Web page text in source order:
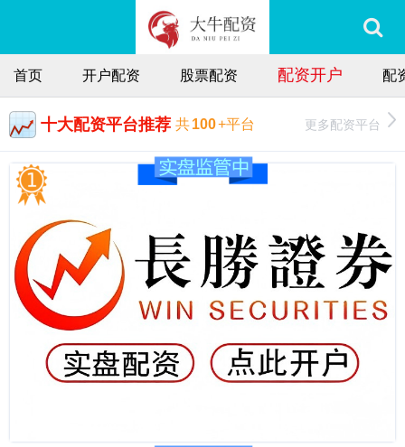
首页 开户配资 股票配资 配资开户 配
十大配资平台推荐 共100+平台 更多配资平台